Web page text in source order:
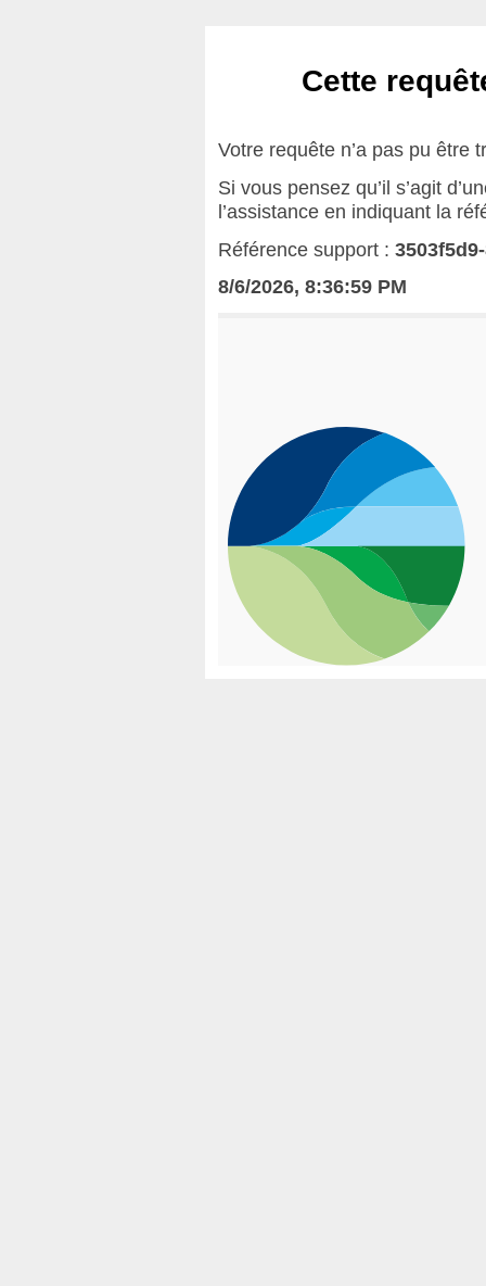
Cette
Votre requête n’a pas pu être
Si vous pensez qu’il s’agit
l’assistance en indiquant la
Référence support :
8/6/2026, 8:36:59 PM